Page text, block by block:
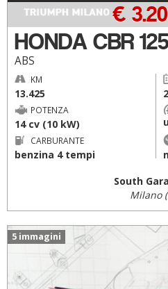
HONDA CBR
ABS
€
KM
13.425
POTENZA
14 cv (10 kW)
CARBURANTE
benzina 4 tempi
South
Milano
5 immagini